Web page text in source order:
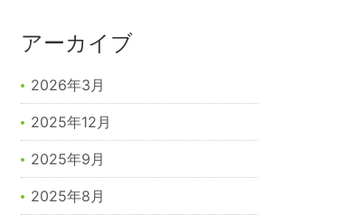
アーカイブ
2026年3月
2025年12月
2025年9月
2025年8月